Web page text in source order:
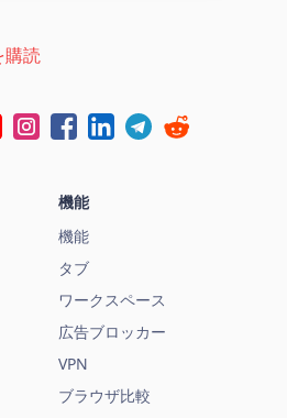
購読
機能
機能
タブ
ワークスペース
広告ブロッカー
VPN
ブラウザ比較